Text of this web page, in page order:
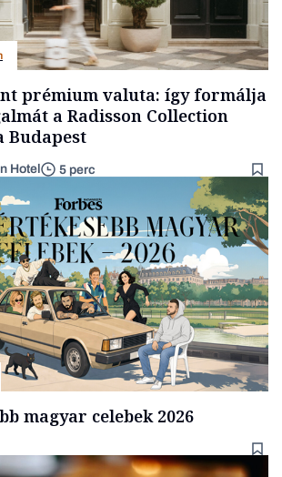
prémium valuta: így formálja
a Radisson Collection
Budapest
Hotel 5 perc
magyar celebek 2026